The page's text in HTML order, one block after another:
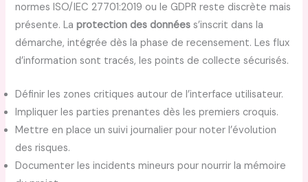
normes ISO/IEC 27701:2019 ou le GDPR reste discrète mais
présente. Laprotection des données s’inscrit dans la
démarche, intégrée dès la phase de recensement. Les flux
d’information sont tracés, les points de collecte sécurisés.
Définir les zones critiques autour de l’interface utilisateur.
Impliquer les parties prenantes dès les premiers croquis.
Mettre en place un suivi journalier pour noter l’évolution
des risques.
Documenter les incidents mineurs pour nourrir la mémoire